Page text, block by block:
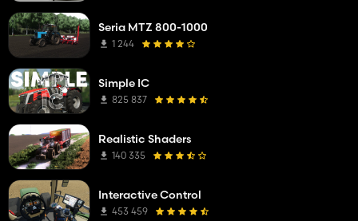
Seria MTZ 800-1000
1 244
Simple IC
825 837
Realistic Shaders
140 335
Interactive Control
453 459